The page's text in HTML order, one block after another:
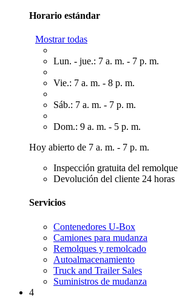
Horario estándar
Mostrar todas
Lun. - jue.: 7 a. m. - 7 p. m.
Vie.: 7 a. m. - 8 p. m.
Sáb.: 7 a. m. - 7 p. m.
Dom.: 9 a. m. - 5 p. m.
Hoy abierto de 7 a. m. - 7 p. m.
Inspección gratuita del remolque
Devolución del cliente 24 horas
Servicios
Contenedores U-Box
Camiones para mudanza
Remolques y remolcado
Autoalmacenamiento
Truck and Trailer Sales
Suministros de mudanza
4